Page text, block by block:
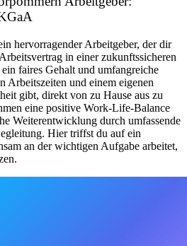
hervorragender Arbeitgeber, der dir
in einer zukunftssicheren
faires Gehalt und umfangreiche
Arbeitszeiten und einem eigenen
gibt, direkt von zu Hause aus zu
eine positive Work-Life-Balance
Weiterentwicklung durch umfassende
Hier triffst du auf ein
an der wichtigen Aufgabe arbeitet,